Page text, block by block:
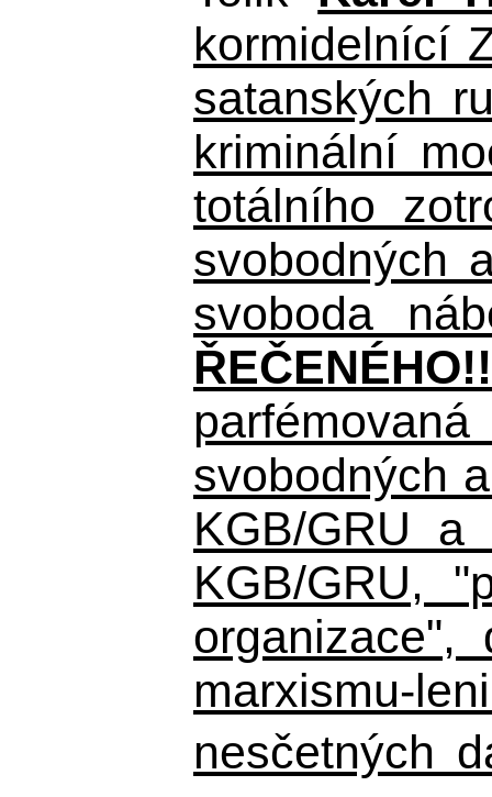
kormidelnící
satanských
kriminální
totálního
svobodných
svoboda
svobodných
KGB/GRU
KGB/GRU,
organizace",
marxismu-
nesčetných